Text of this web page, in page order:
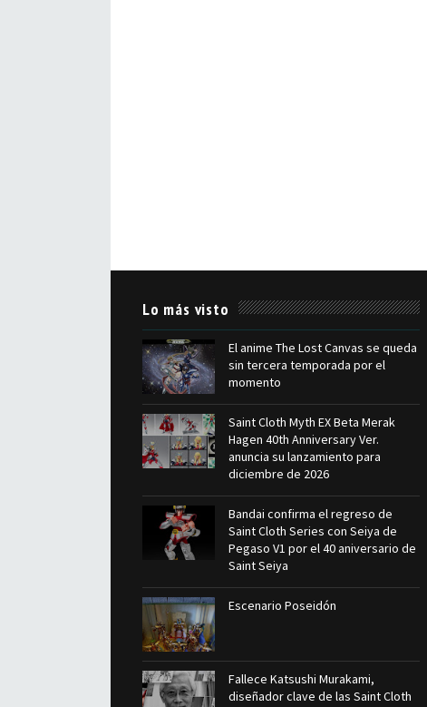
Lo más visto
El anime The Lost Canvas se queda
sin tercera temporada por el
momento
Saint Cloth Myth EX Beta Merak
Hagen 40th Anniversary Ver.
anuncia su lanzamiento para
diciembre de 2026
Bandai confirma el regreso de
Saint Cloth Series con Seiya de
Pegaso V1 por el 40 aniversario de
Saint Seiya
Escenario Poseidón
Fallece Katsushi Murakami,
diseñador clave de las Saint Cloth